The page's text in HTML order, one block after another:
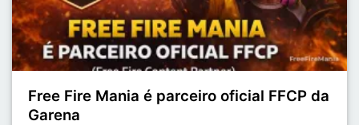
Free Fire Mania é parceiro oficial FFCP da
Garena